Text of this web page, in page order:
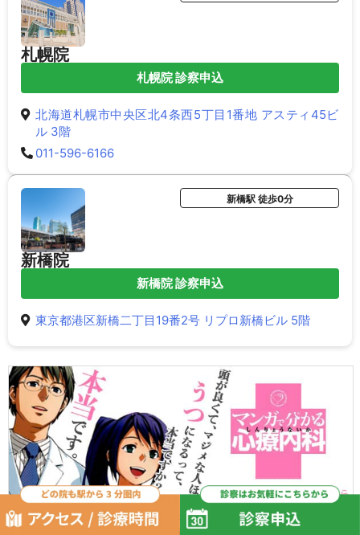
札幌院
札幌院 診察申込
北海道札幌市中央区北4条西5丁目1番地 アスティ45ビ
ル 3階
011-596-6166
新橋院
新橋駅 徒歩0分
新橋院 診察申込
東京都港区新橋二丁目19番2号 リプロ新橋ビル 5階
ゆうきゆうが手がける『 マンガで分かる心療内科』